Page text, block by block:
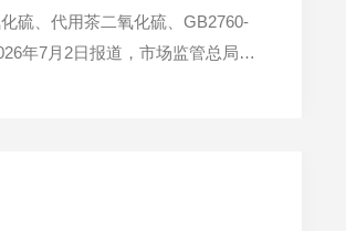
硫、代用茶二氧化硫、GB2760-
年7月2日报道，市场监管总局自